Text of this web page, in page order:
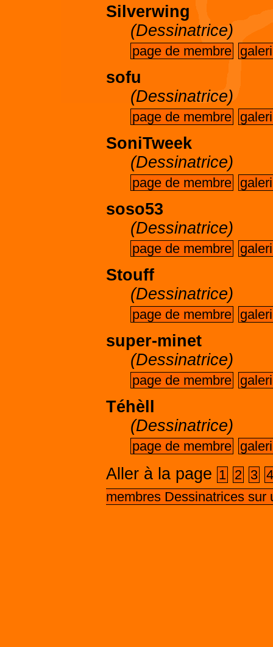
Silverwing
(Dessinatrice)
page de membre
sofu
(Dessinatrice)
page de membre
SoniTweek
(Dessinatrice)
page de membre
soso53
(Dessinatrice)
page de membre
Stouff
(Dessinatrice)
page de membre
super-minet
(Dessinatrice)
page de membre
Téhèll
(Dessinatrice)
page de membre
Aller à la page 1 2 3
membres Dessinatrices sur